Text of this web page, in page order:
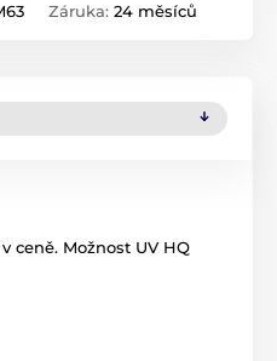
Záruka: 24 měsíců
ceně. Možnost UV HQ